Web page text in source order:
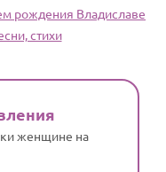
рождения Владиславе
стихи
женщине на